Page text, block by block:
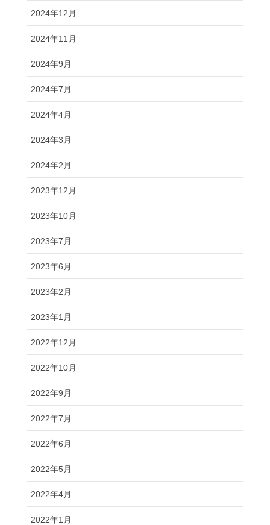
2024年12月
2024年11月
2024年9月
2024年7月
2024年4月
2024年3月
2024年2月
2023年12月
2023年10月
2023年7月
2023年6月
2023年2月
2023年1月
2022年12月
2022年10月
2022年9月
2022年7月
2022年6月
2022年5月
2022年4月
2022年1月